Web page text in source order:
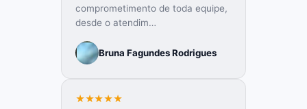
comprometimento de toda equipe,
desde o atendim…
Bruna Fagundes Rodrigues
★★★★★